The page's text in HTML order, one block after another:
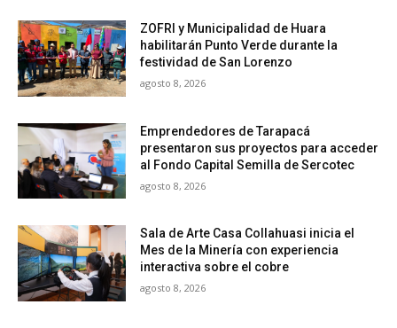
ZOFRI y Municipalidad de Huara
habilitarán Punto Verde durante la
festividad de San Lorenzo
agosto 8, 2026
Emprendedores de Tarapacá
presentaron sus proyectos para acceder
al Fondo Capital Semilla de Sercotec
agosto 8, 2026
Sala de Arte Casa Collahuasi inicia el
Mes de la Minería con experiencia
interactiva sobre el cobre
agosto 8, 2026